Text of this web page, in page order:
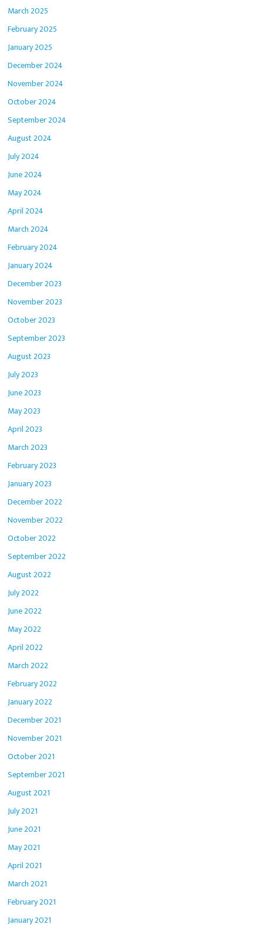
March 2025
February 2025
January 2025
December 2024
November 2024
October 2024
September 2024
August 2024
July 2024
June 2024
May 2024
April 2024
March 2024
February 2024
January 2024
December 2023
November 2023
October 2023
September 2023
August 2023
July 2023
June 2023
May 2023
April 2023
March 2023
February 2023
January 2023
December 2022
November 2022
October 2022
September 2022
August 2022
July 2022
June 2022
May 2022
April 2022
March 2022
February 2022
January 2022
December 2021
November 2021
October 2021
September 2021
August 2021
July 2021
June 2021
May 2021
April 2021
March 2021
February 2021
January 2021